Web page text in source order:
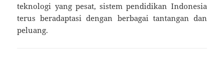
teknologi yang pesat, sistem pendidikan Indonesia
terus beradaptasi dengan berbagai tantangan dan
peluang.